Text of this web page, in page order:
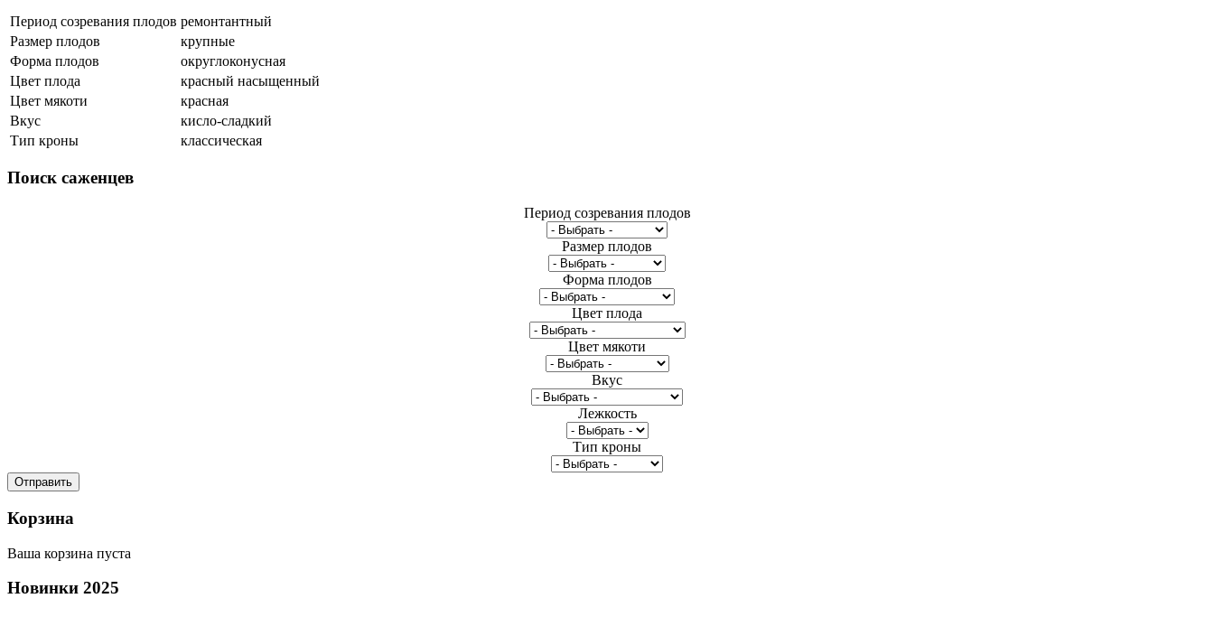
Период созревания плодов ремонтантный
Размер плодов
крупные
Форма плодов
округлоконусная
Цвет плода
красный насыщенный
Цвет мякоти
красная
Вкус
кисло-сладкий
Тип кроны
классическая
Поиск саженцев
Период созревания плодов
Размер плодов
Форма плодов
Цвет плода
Цвет мякоти
Вкус
Лежкость
Тип кроны
Корзина
Ваша корзина пуста
Новинки 2025